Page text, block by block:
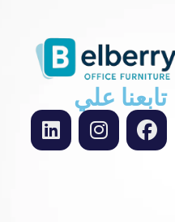
تابعنا علي